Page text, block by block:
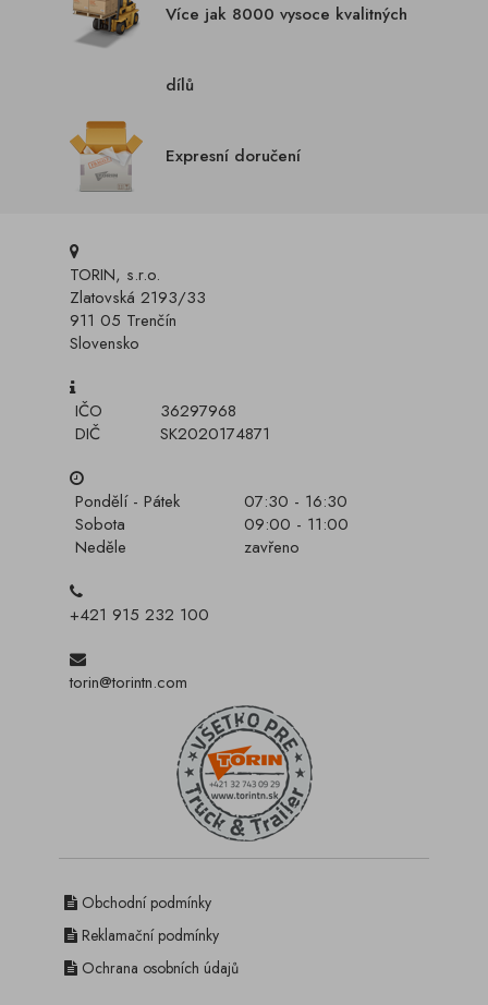
Více jak 8000 vysoce kvalitných
dílů
Expresní doručení
TORIN, s.r.o.
Zlatovská 2193/33
911 05 Trenčín
Slovensko
IČO
36297968
DIČ
SK2020174871
Pondělí - Pátek
07:30 - 16:30
Sobota
09:00 - 11:00
Neděle
zavřeno
+421 915 232 100
torin@torintn.com
Obchodní podmínky
Reklamační podmínky
Ochrana osobních údajů